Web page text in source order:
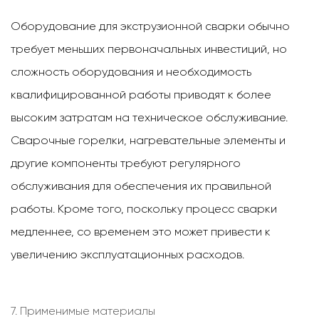
Оборудование для экструзионной сварки обычно
требует меньших первоначальных инвестиций, но
сложность оборудования и необходимость
квалифицированной работы приводят к более
высоким затратам на техническое обслуживание.
Сварочные горелки, нагревательные элементы и
другие компоненты требуют регулярного
обслуживания для обеспечения их правильной
работы. Кроме того, поскольку процесс сварки
медленнее, со временем это может привести к
увеличению эксплуатационных расходов.
7. Применимые материалы